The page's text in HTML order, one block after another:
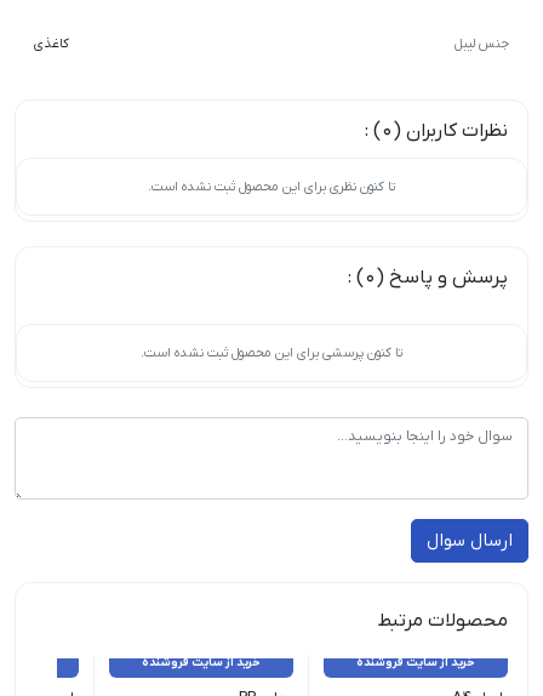
جنس لیبل کاغذی
نظرات کاربران (0) :
تا کنون نظری برای این محصول ثبت نشده است.
پرسش و پاسخ (0) :
تا کنون پرسشی برای این محصول ثبت نشده است.
ارسال سوال
محصولات مرتبط
خرید از سایت فروشنده خرید از سایت فروشنده